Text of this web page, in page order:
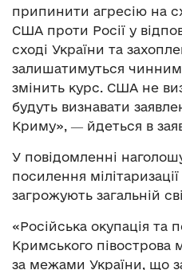
припинити агресію на
США проти Росії у
сході України та
залишатимуться
змінить курс. США не
будуть визнавати
Криму», ― йдеться в
У повідомленні
посилення
загрожують загальній
«Російська окупація та
Кримського півострова
за межами України, що